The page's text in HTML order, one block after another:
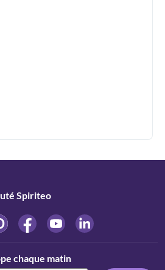
Spiriteo
chaque matin